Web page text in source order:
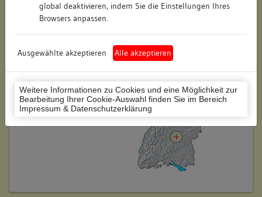
global deaktivieren, indem Sie die Einstellungen Ihres
Browsers anpassen.
Ausgewählte akzeptieren Alle akzeptieren
Weitere Informationen zu Cookies und eine Möglichkeit zur
Bearbeitung Ihrer Cookie-Auswahl finden Sie im Bereich
Impressum & Datenschutzerklärung
Wohnplatzschlüssel: 8415050005
Flurstücknummer: keine
Historischer Straßenname: keiner
Lage des Wohnplatzes: